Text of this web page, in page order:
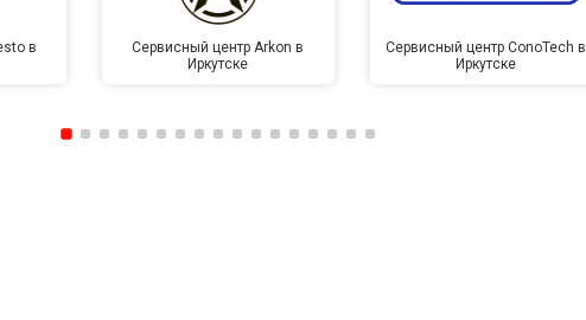
в
Сервисный центр Arkon в
Иркутске
Сервисный центр ConoTech в
Иркутске